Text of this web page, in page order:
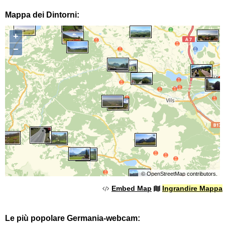
Mappa dei Dintorni:
+
−
©OpenStreetMapcontributors.
Embed Map Ingrandire Mappa
Le più popolare Germania-webcam: